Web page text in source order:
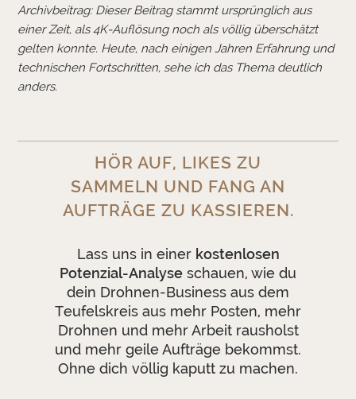
Archivbeitrag: Dieser Beitrag stammt ursprünglich aus
einer Zeit, als 4K-Auflösung noch als völlig überschätzt
gelten konnte. Heute, nach einigen Jahren Erfahrung und
technischen Fortschritten, sehe ich das Thema deutlich
anders.
HÖR AUF, LIKES ZU
SAMMELN UND FANG AN
AUFTRÄGE ZU KASSIEREN.
Lass uns in einer kostenlosen
Potenzial-Analyse schauen, wie du
dein Drohnen-Business aus dem
Teufelskreis aus mehr Posten, mehr
Drohnen und mehr Arbeit rausholst
und mehr geile Aufträge bekommst.
Ohne dich völlig kaputt zu machen.